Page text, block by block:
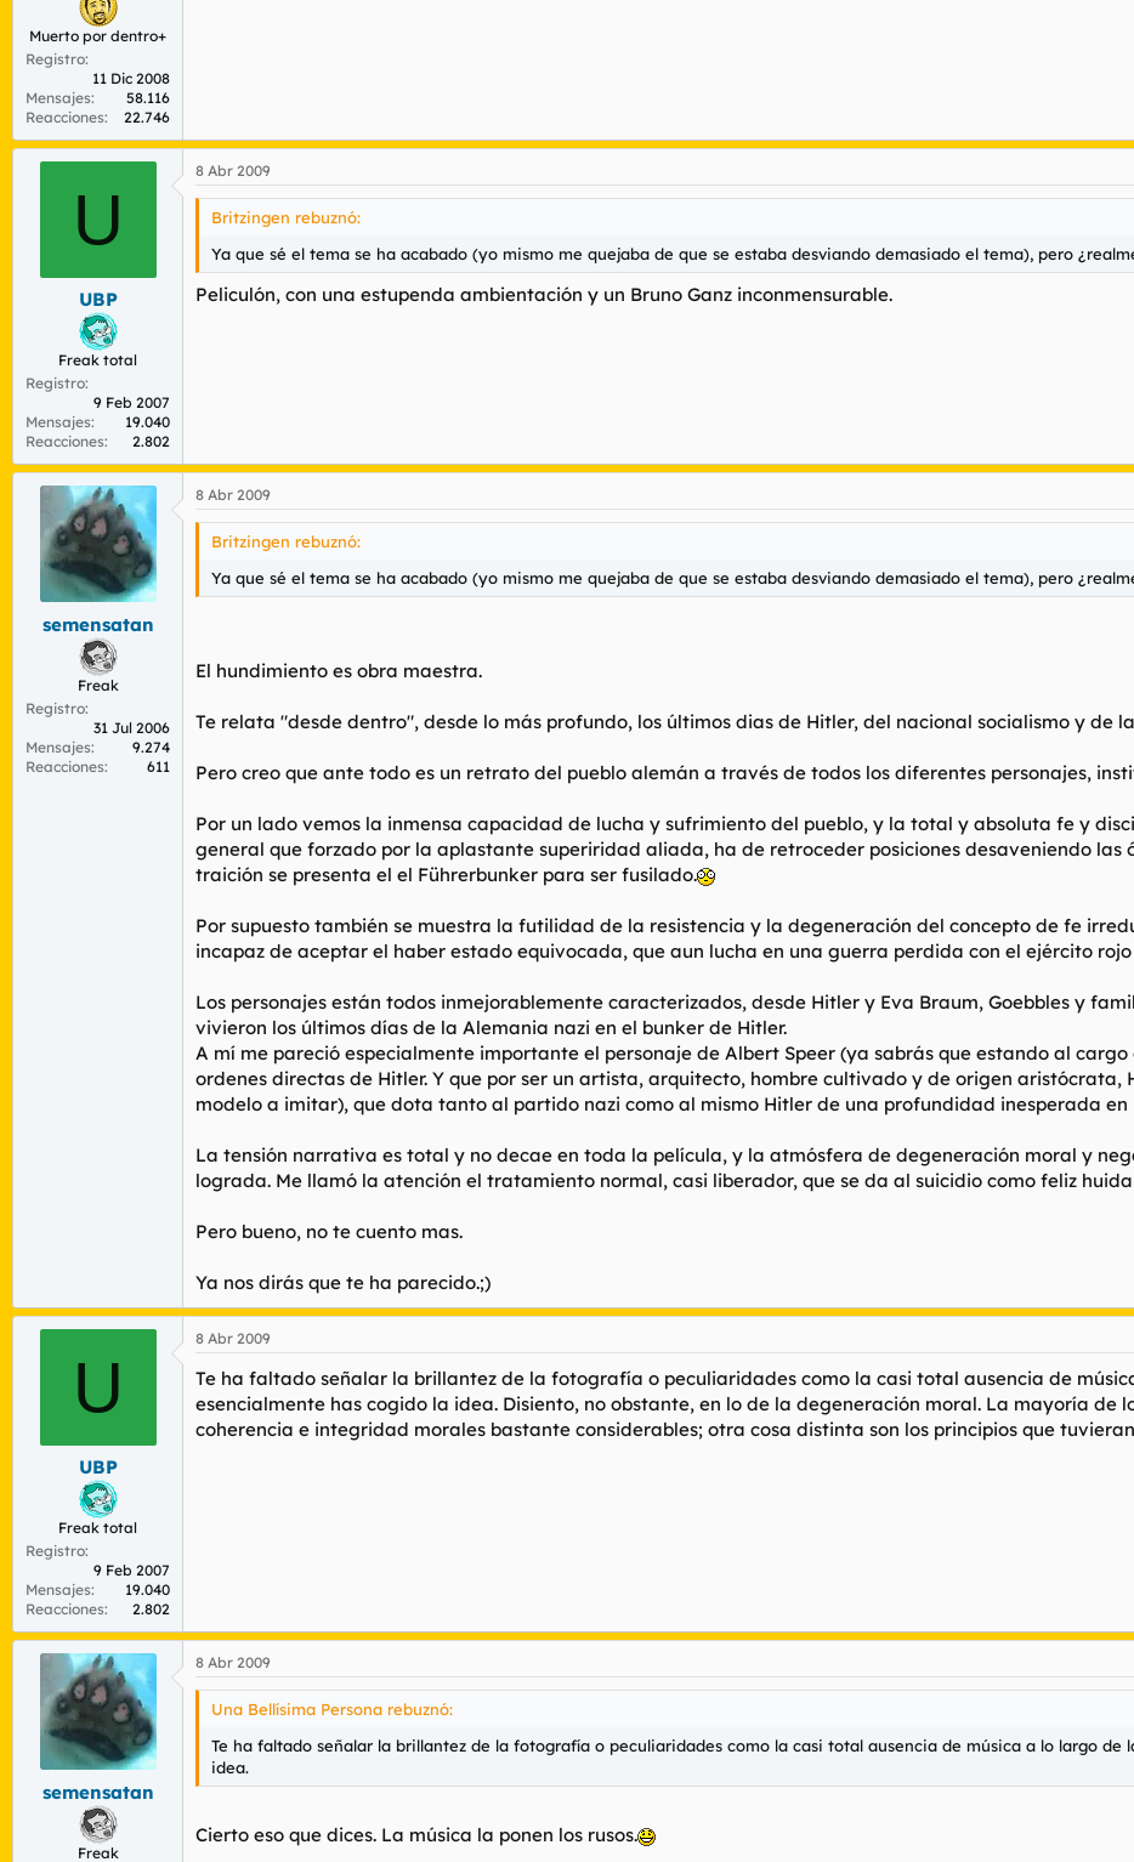
Muerto por dentro+
Registro
11 Dic 2008
Mensajes
58.116
Reacciones
22.746
U
UBP
Freak total
Registro
9 Feb 2007
Mensajes
19.040
Reacciones
2.802
8 Abr 2009
Britzingen rebuznó:
Ya que sé el tema se ha acabado (yo mismo me quejaba de que se estaba desviando demasiado el tema), pero
Peliculón, con una estupenda ambientación y un Bruno Ganz inconmensurable.
semensatan
Freak
Registro
31 Jul 2006
Mensajes
9.274
Reacciones
611
8 Abr 2009
Britzingen rebuznó:
Ya que sé el tema se ha acabado (yo mismo me quejaba de que se estaba desviando demasiado el tema), pero
El hundimiento es obra maestra.
Te relata "desde dentro", desde lo más profundo, los últimos dias de Hitler, del nacional socialismo y de
Pero creo que ante todo es un retrato del pueblo alemán a través de todos los diferentes personajes,
Por un lado vemos la inmensa capacidad de lucha y sufrimiento del pueblo, y la total y absoluta fe y
general que forzado por la aplastante superiridad aliada, ha de retroceder posiciones desaveniendo las
traición se presenta el el Führerbunker para ser fusilado.
Por supuesto también se muestra la futilidad de la resistencia y la degeneración del concepto de fe
incapaz de aceptar el haber estado equivocada, que aun lucha en una guerra perdida con el ejército
Los personajes están todos inmejorablemente caracterizados, desde Hitler y Eva Braum, Goebbles y
vivieron los últimos días de la Alemania nazi en el bunker de Hitler.
A mí me pareció especialmente importante el personaje de Albert Speer (ya sabrás que estando al
ordenes directas de Hitler. Y que por ser un artista, arquitecto, hombre cultivado y de origen aristócrata,
modelo a imitar), que dota tanto al partido nazi como al mismo Hitler de una profundidad inesperada en
La tensión narrativa es total y no decae en toda la película, y la atmósfera de degeneración moral y
lograda. Me llamó la atención el tratamiento normal, casi liberador, que se da al suicidio como feliz
Pero bueno, no te cuento mas.
Ya nos dirás que te ha parecido.;)
U
UBP
Freak total
Registro
9 Feb 2007
Mensajes
19.040
Reacciones
2.802
8 Abr 2009
Te ha faltado señalar la brillantez de la fotografía o peculiaridades como la casi total ausencia de
esencialmente has cogido la idea. Disiento, no obstante, en lo de la degeneración moral. La mayoría de
coherencia e integridad morales bastante considerables; otra cosa distinta son los principios que
semensatan
Freak
8 Abr 2009
Una Bellísima Persona rebuznó:
Te ha faltado señalar la brillantez de la fotografía o peculiaridades como la casi total ausencia de música a lo largo de
idea.
Cierto eso que dices. La música la ponen los rusos.